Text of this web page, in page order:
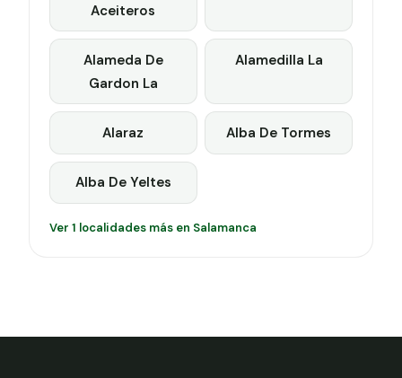
Aceiteros
Alameda De
Gardon La
Alamedilla La
Alaraz Alba De Tormes
Alba De Yeltes
Ver 1 localidades más en Salamanca